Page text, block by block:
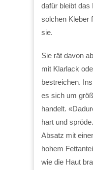
dafür bleibt das
solchen Kleber
sie.
Sie rät davon
mit Klarlack
bestreichen.
es sich um
handelt.
hart und
Absatz mit
hohem
wie die Haut